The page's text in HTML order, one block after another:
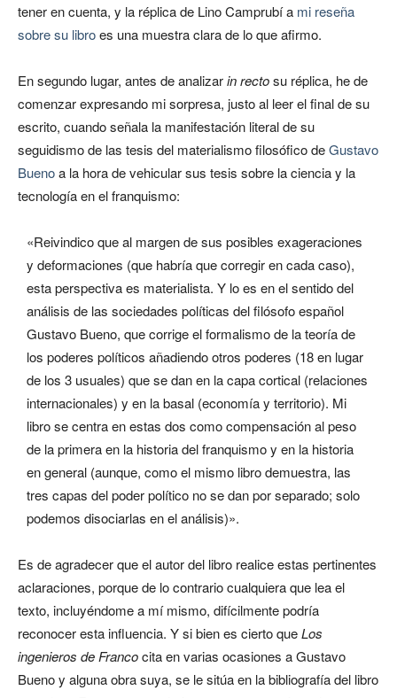
tener en cuenta, y la réplica de Lino Camprubí a mi reseña
sobre su libroes una muestra clara de lo que afirmo.
En segundo lugar, antes de analizarin rectosu réplica, he de
comenzar expresando mi sorpresa, justo al leer el final de su
escrito, cuando señala la manifestación literal de su
seguidismo de las tesis del materialismo filosófico deGustavo
Buenoa la hora de vehicular sus tesis sobre la ciencia y la
tecnología en el franquismo:
«Reivindico que al margen de sus posibles exageraciones
y deformaciones (que habría que corregir en cada caso),
esta perspectiva es materialista. Y lo es en el sentido del
análisis de las sociedades políticas del filósofo español
Gustavo Bueno, que corrige el formalismo de la teoría de
los poderes políticos añadiendo otros poderes (18 en lugar
de los 3 usuales) que se dan en la capa cortical (relaciones
internacionales) y en la basal (economía y territorio). Mi
libro se centra en estas dos como compensación al peso
de la primera en la historia del franquismo y en la historia
en general (aunque, como el mismo libro demuestra, las
tres capas del poder político no se dan por separado; solo
podemos disociarlas en el análisis)».
Es de agradecer que el autor del libro realice estas pertinentes
aclaraciones, porque de lo contrario cualquiera que lea el
texto, incluyéndome a mí mismo, difícilmente podría
reconocer esta influencia. Y si bien es cierto queLos
ingenieros de Francocita en varias ocasiones a Gustavo
Bueno y alguna obra suya, se le sitúa en la bibliografía del libro